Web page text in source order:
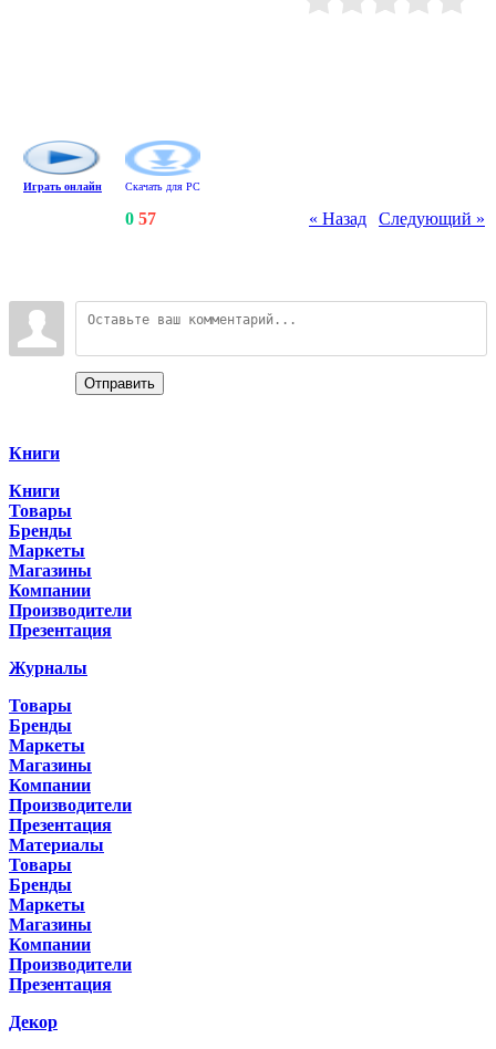
Играть онлайн Скачать для PC
« Назад Следующий »
0 57
Отправить
Книги
Книги
Товары
Бренды
Маркеты
Магазины
Компании
Производители
Презентация
Журналы
Товары
Бренды
Маркеты
Магазины
Компании
Производители
Презентация
Материалы
Товары
Бренды
Маркеты
Магазины
Компании
Производители
Презентация
Декор